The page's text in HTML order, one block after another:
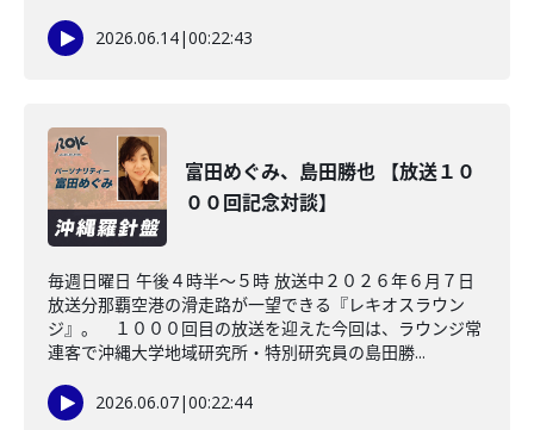
2026.06.14|00:22:43
富田めぐみ、島田勝也 【放送１０
００回記念対談】
毎週日曜日 午後４時半～５時 放送中２０２６年６月７日
放送分那覇空港の滑走路が一望できる『レキオスラウン
ジ』。 １０００回目の放送を迎えた今回は、ラウンジ常
連客で沖縄大学地域研究所・特別研究員の島田勝...
2026.06.07|00:22:44